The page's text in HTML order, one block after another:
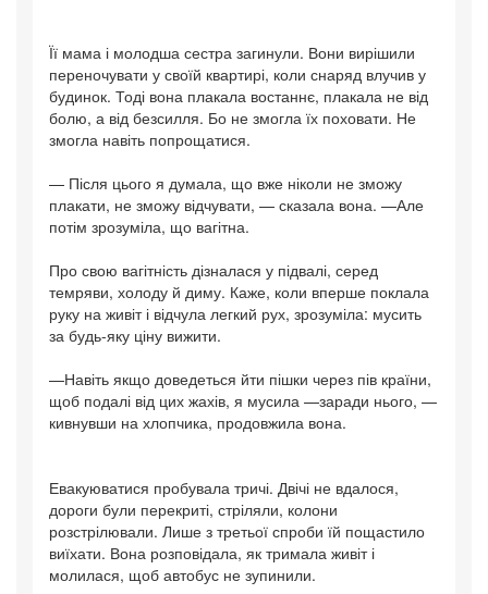
Її мама і молодша сестра загинули. Вони вирішили
переночувати у своїй квартирі, коли снаряд влучив у
будинок. Тоді вона плакала востаннє, плакала не від
болю, а від безсилля. Бо не змогла їх поховати. Не
змогла навіть попрощатися.
— Після цього я думала, що вже ніколи не зможу
плакати, не зможу відчувати, — сказала вона. —Але
потім зрозуміла, що вагітна.
Про свою вагітність дізналася у підвалі, серед
темряви, холоду й диму. Каже, коли вперше поклала
руку на живіт і відчула легкий рух, зрозуміла: мусить
за будь-яку ціну вижити.
—Навіть якщо доведеться йти пішки через пів країни,
щоб подалі від цих жахів, я мусила —заради нього, —
кивнувши на хлопчика, продовжила вона.
Евакуюватися пробувала тричі. Двічі не вдалося,
дороги були перекриті, стріляли, колони
розстрілювали. Лише з третьої спроби їй пощастило
виїхати. Вона розповідала, як тримала живіт і
молилася, щоб автобус не зупинили.